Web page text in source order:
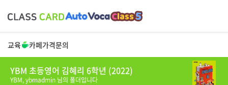
교육 카페가격문의
YBM 초등영어 김혜리 6학년 (2022)
YBM,ybmadmin 님의 폴더입니다